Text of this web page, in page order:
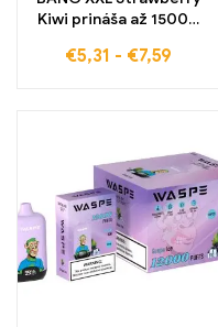
Kiwi prináša až 15000
sladkej jahody a
zážitok z lungového
odsávania, ideálny pre
trh bez colných
poplatkov v Európe
€5,31 - €7,59